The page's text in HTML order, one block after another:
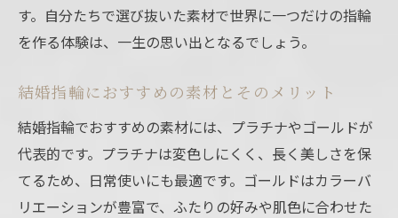
す。自分たちで選び抜いた素材で世界に一つだけの指輪
を作る体験は、一生の思い出となるでしょう。
結婚指輪におすすめの素材とそのメリット
結婚指輪でおすすめの素材には、プラチナやゴールドが
代表的です。プラチナは変色しにくく、長く美しさを保
てるため、日常使いにも最適です。ゴールドはカラーバ
リエーションが豊富で、ふたりの好みや肌色に合わせた